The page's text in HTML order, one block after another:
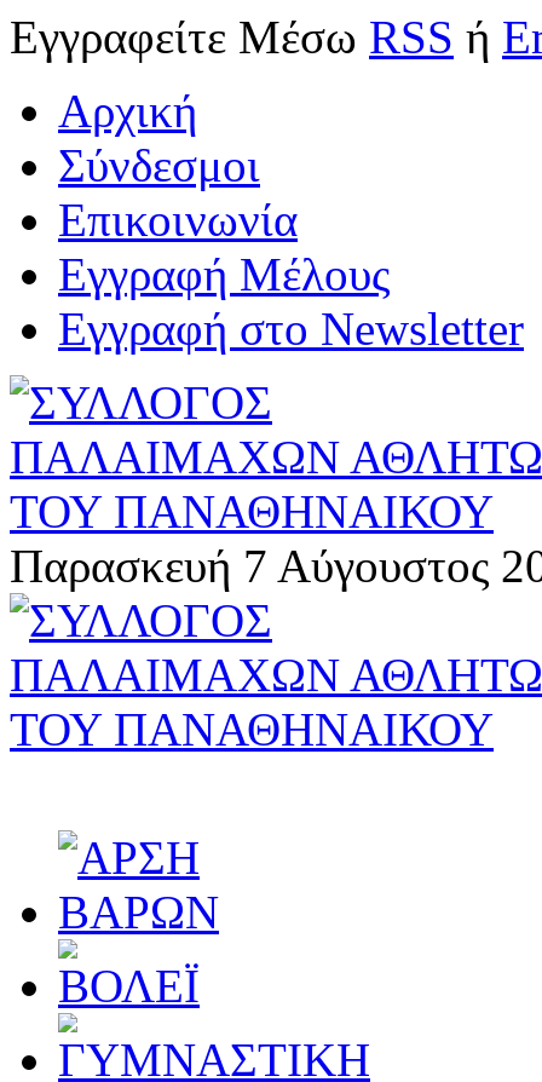
Εγγραφείτε Μέσω RSS ή
Αρχική
Σύνδεσμοι
Επικοινωνία
Εγγραφή Μέλους
Εγγραφή στο Newsletter
Παρασκευή 7 Αύγουστος